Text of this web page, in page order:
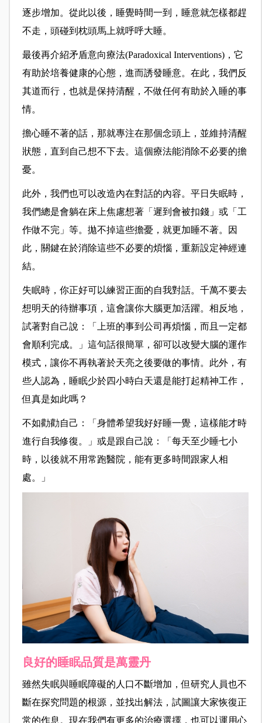
逐步增加。從此以後，睡覺時間一到，睡意就怎樣都趕
不走，頭碰到枕頭馬上就呼呼大睡。
最後再介紹矛盾意向療法(Paradoxical Interventions)，它
有助於培養健康的心態，進而誘發睡意。在此，我們反
其道而行，也就是保持清醒，不做任何有助於入睡的事
情。
擔心睡不著的話，那就專注在那個念頭上，並維持清醒
狀態，直到自己想不下去。這個療法能消除不必要的擔
憂。
此外，我們也可以改造內在對話的內容。平日失眠時，
我們總是會躺在床上焦慮想著「遲到會被扣錢」或「工
作做不完」等。拋不掉這些擔憂，就更加睡不著。因
此，關鍵在於消除這些不必要的煩惱，重新設定神經連
結。
失眠時，你正好可以練習正面的自我對話。千萬不要去
想明天的待辦事項，這會讓你大腦更加活躍。相反地，
試著對自己說：「上班的事到公司再煩惱，而且一定都
會順利完成。」這句話很簡單，卻可以改變大腦的運作
模式，讓你不再執著於天亮之後要做的事情。此外，有
些人認為，睡眠少於四小時白天還是能打起精神工作，
但真是如此嗎？
不如勸勸自己：「身體希望我好好睡一覺，這樣能才時
進行自我修復。」或是跟自己說：「每天至少睡七小
時，以後就不用常跑醫院，能有更多時間跟家人相
處。」
良好的睡眠品質是萬靈丹
雖然失眠與睡眠障礙的人口不斷增加，但研究人員也不
斷在探究問題的根源，並找出解法，試圖讓大家恢復正
常的作息。現在我們有更多的治療選擇，也可以運用心